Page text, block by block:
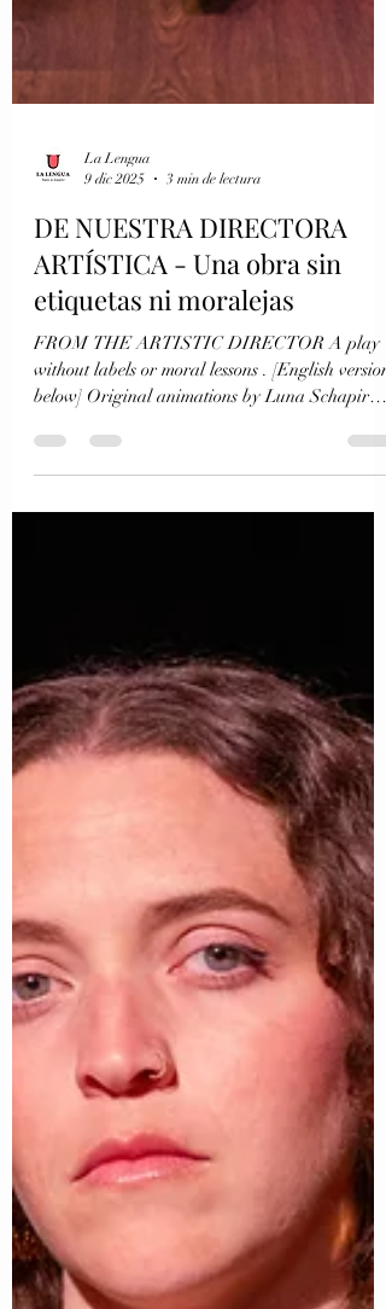
La Lengua
9 dic 2025
3 min de lectura
DE NUESTRA DIRECTORA
ARTÍSTICA - Una obra sin
etiquetas ni moralejas
FROM THE ARTISTIC DIRECTOR A play
without labels or moral lessons . [English version
by Carlos-Antonio Aceves, Props Design by
con ternura y honestidad a nuestras relaciones, a
los silencios familiares y al